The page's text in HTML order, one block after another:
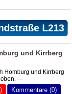
L213
und Kirrberg
Homburg und Kirrberg
—
Kommentare (0)